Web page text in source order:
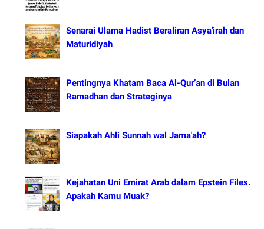
Senarai Ulama Hadist Beraliran Asya'irah dan
Maturidiyah
Pentingnya Khatam Baca Al-Qur’an di Bulan
Ramadhan dan Strateginya
Siapakah Ahli Sunnah wal Jama'ah?
Kejahatan Uni Emirat Arab dalam Epstein Files.
Apakah Kamu Muak?